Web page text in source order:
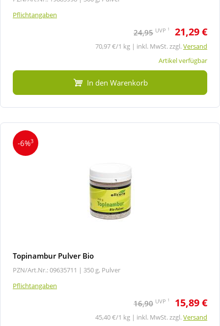
Pflichtangaben
24,95 UVP 1 21,29 €
70,97 €/1 kg | inkl. MwSt. zzgl.Versand
Artikel verfügbar
In den Warenkorb
-6%3
Topinambur Pulver Bio
PZN/Art.Nr.: 09635711 | 350 g, Pulver
Pflichtangaben
16,90 UVP 1 15,89 €
45,40 €/1 kg | inkl. MwSt. zzgl.Versand